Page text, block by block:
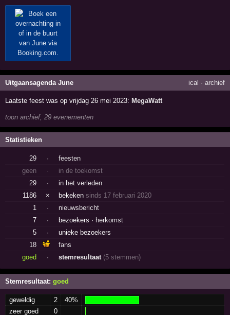
Uitgaansagenda June ical · archief
Laatste feest was op vrijdag 26 mei 2023: MegaWatt
toon archief, 29 evenementen
Statistieken
29 ·
feesten
geen
·
in de toekomst
29
·
in het verleden
1186
× bekekensinds 17 februari 2020
1
·
nieuwsbericht
7
· bezoekers · herkomst
5
·
unieke bezoekers
18
fans
goed
· stemresultaat (5 stemmen)
Stemresultaat:goed
geweldig 2
40%
zeer goed
0